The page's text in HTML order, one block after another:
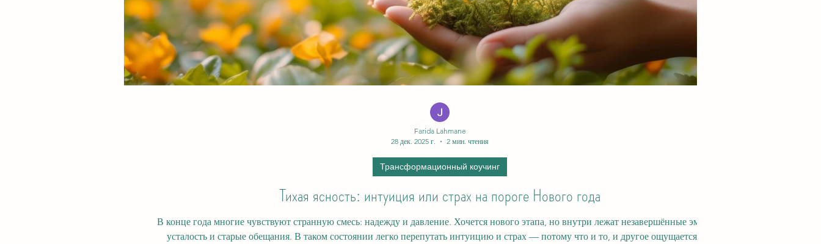
Тихая ясность: интуиция или страх на пороге Нового года
В конце года многие чувствуют странную смесь: надежду и давление. Хочется нового этапа, но внутри лежат незавершённые эмоции,
усталость и старые обещания. В таком состоянии легко перепутать интуицию и страх — потому что и то, и другое ощущается как
Трансформационный коучинг
Farida Lahmane
28 дек. 2025 г.
2 мин. чтения